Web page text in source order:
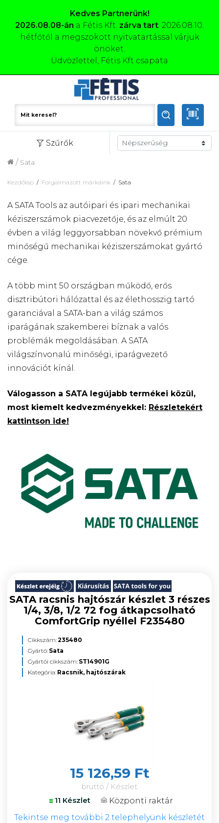
Kedves Partnerünk!
2026.08.08-án a Fétis Kft. zárva tart. 2026.08.10.
hétfőtől a megszokott nyitvatartással várjuk
önöket.
Üdvözlettel, Fétis Kft csapata
Szűrők
Sata
/
Kezdőlap Forgalmazott márkáink Sata
A SATA Tools az autóipari és ipari mechanikai
kéziszerszámok piacvezetője, és az elmúlt 20
évben a világ leggyorsabban növekvő prémium
minőségű mechanikai kéziszerszámokat gyártó
cége.
A több mint 50 országban működő, erős
disztribútori hálózattal és az élethosszig tartó
garanciával a SATA-ban a világ számos
iparágának szakemberei bíznak a valós
problémák megoldásában. A SATA
világszínvonalú minőségi, iparágvezető
innovációt kínál.
Válogasson a SATA legújabb termékei közül,
most kiemelt kedvezményekkel: Részletekért
kattintson ide!
SATA racsnis hajtószár készlet 3 részes
1/4, 3/8, 1/2 72 fog átkapcsolható
ComfortGrip nyéllel F235480
Cikkszám:235480
Gyártó: Sata
Gyártói cikkszám: ST14901G
Kategória: Racsnik, hajtószárak
15 126,59 Ft
bruttó / Készlet
11 Készlet
Központi raktár
Tekintse meg további 2 telephelyünk készletét